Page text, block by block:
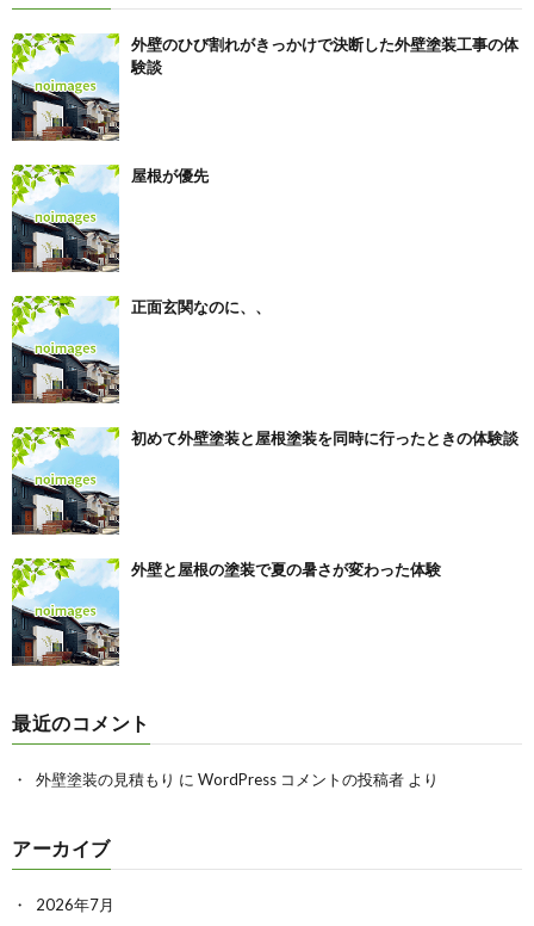
外壁のひび割れがきっかけで決断した外壁塗装工事の体
験談
屋根が優先
正面玄関なのに、、
初めて外壁塗装と屋根塗装を同時に行ったときの体験談
外壁と屋根の塗装で夏の暑さが変わった体験
最近のコメント
外壁塗装の見積もり に WordPress コメントの投稿者 より
アーカイブ
2026年7月